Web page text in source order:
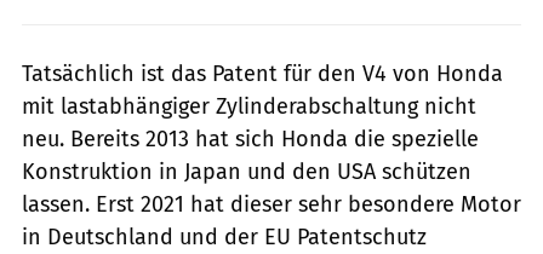
Tatsächlich ist das Patent für den V4 von Honda
mit lastabhängiger Zylinderabschaltung nicht
neu. Bereits 2013 hat sich Honda die spezielle
Konstruktion in Japan und den USA schützen
lassen. Erst 2021 hat dieser sehr besondere Motor
in Deutschland und der EU Patentschutz